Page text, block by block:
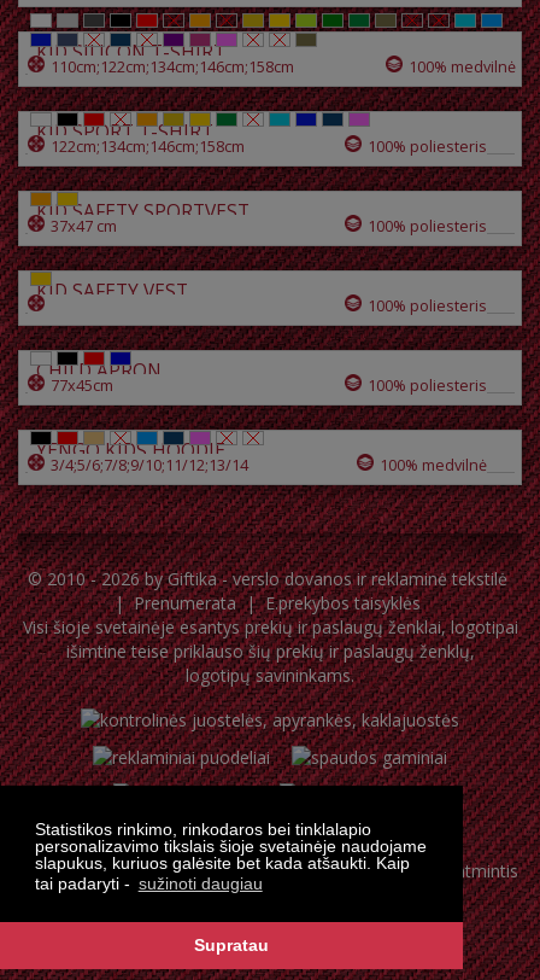
Statistikos rinkimo, rinkodaros bei tinklalapio
personalizavimo tikslais šioje svetainėje naudojame
slapukus, kuriuos galėsite bet kada atšaukti. Kaip
tai padaryti - sužinoti daugiau
Supratau
KID SILICON T-SHIRT
110cm;122cm;134cm;146cm;158cm 100% medvilnė
KID SPORT T-SHIRT
122cm;134cm;146cm;158cm 100% poliesteris
KID SAFETY SPORTVEST
37x47 cm 100% poliesteris
KID SAFETY VEST
100% poliesteris
CHILD APRON
77x45cm 100% poliesteris
YENGO KIDS HOODIE
3/4;5/6;7/8;9/10;11/12;13/14 100% medvilnė
© 2010 - 2026 byGiftika - verslo dovanos ir reklaminė tekstilė
|Prenumerata|E.prekybos taisyklės
Visi šioje svetainėje esantys prekių ir paslaugų ženklai, logotipai
išimtine teise priklauso šių prekių ir paslaugų ženklų,
logotipų savininkams.